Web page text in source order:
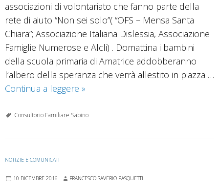
associazioni di volontariato che fanno parte della
rete di aiuto “Non sei solo”( “OFS – Mensa Santa
Chiara”; Associazione Italiana Dislessia, Associazione
Famiglie Numerose e Alcli) . Domattina i bambini
della scuola primaria di Amatrice addobberanno
l’albero della speranza che verrà allestito in piazza …
Continua a leggere Tutto
per
in
»
Consultorio Familiare Sabino
NOTIZIE E COMUNICATI
10 DICEMBRE 2016 FRANCESCO SAVERIO PASQUETTI